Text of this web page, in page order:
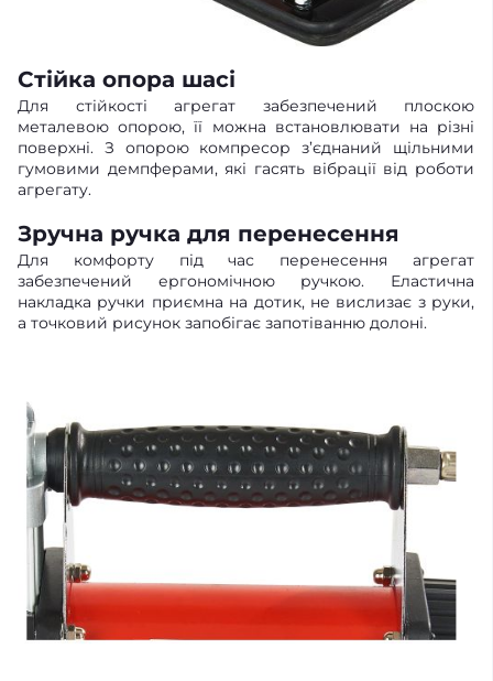
Стійка опора шасі
Для стійкості агрегат забезпечений плоскою
металевою опорою, її можна встановлювати на різні
поверхні. З опорою компресор з’єднаний щільними
гумовими демпферами, які гасять вібрації від роботи
агрегату.
Зручна ручка для перенесення
Для комфорту під час перенесення агрегат
забезпечений ергономічною ручкою. Еластична
накладка ручки приємна на дотик, не вислизає з руки,
а точковий рисунок запобігає запотіванню долоні.